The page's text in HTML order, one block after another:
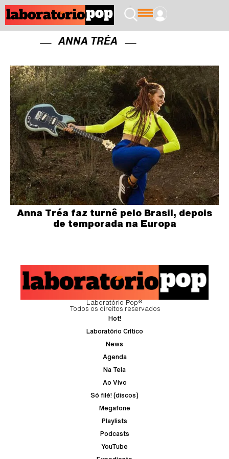
ANNA TRÉA
Anna Tréa faz turnê pelo Brasil, depois
de temporada na Europa
Laboratório Pop®
Todos os direitos reservados
Hot!
Laboratório Crítico
News
Agenda
Na Tela
Ao Vivo
Só filé! (discos)
Megafone
Playlists
Podcasts
YouTube